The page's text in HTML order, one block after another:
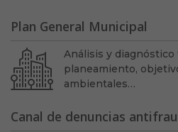
Plan General Municipal
Análisis y
planeamiento,
ambientales…
Canal de denuncias